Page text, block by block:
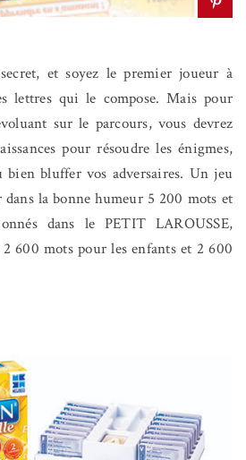
et soyez le premier joueur à
lettres qui le compose. Mais pour
sur le parcours, vous devrez
pour résoudre les énigmes,
bien bluffer vos adversaires. Un jeu
la bonne humeur 5 200 mots et
dans le PETIT LAROUSSE,
600 mots pour les enfants et 2 600